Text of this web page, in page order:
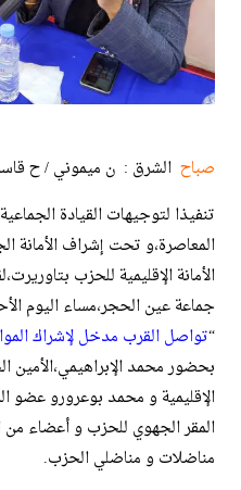
صباح الشرق : ن ميموني / ح
تنفيذا لتوجيهات القيادة
المعاصرة،و تحت إشراف الأمانة
“تواصل القرب مدخل لإشراك
بحضور محمد الإبراهيمي،الأمين
الإقليمية و محمد بوعرورو عضو
المقر الجهوي للحزب و أعضاء من
مناضلات و مناضلي الحزب.